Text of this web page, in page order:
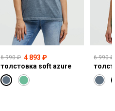
6 990 ₽ 4 893 ₽
толстовка soft azure
6 990 ₽